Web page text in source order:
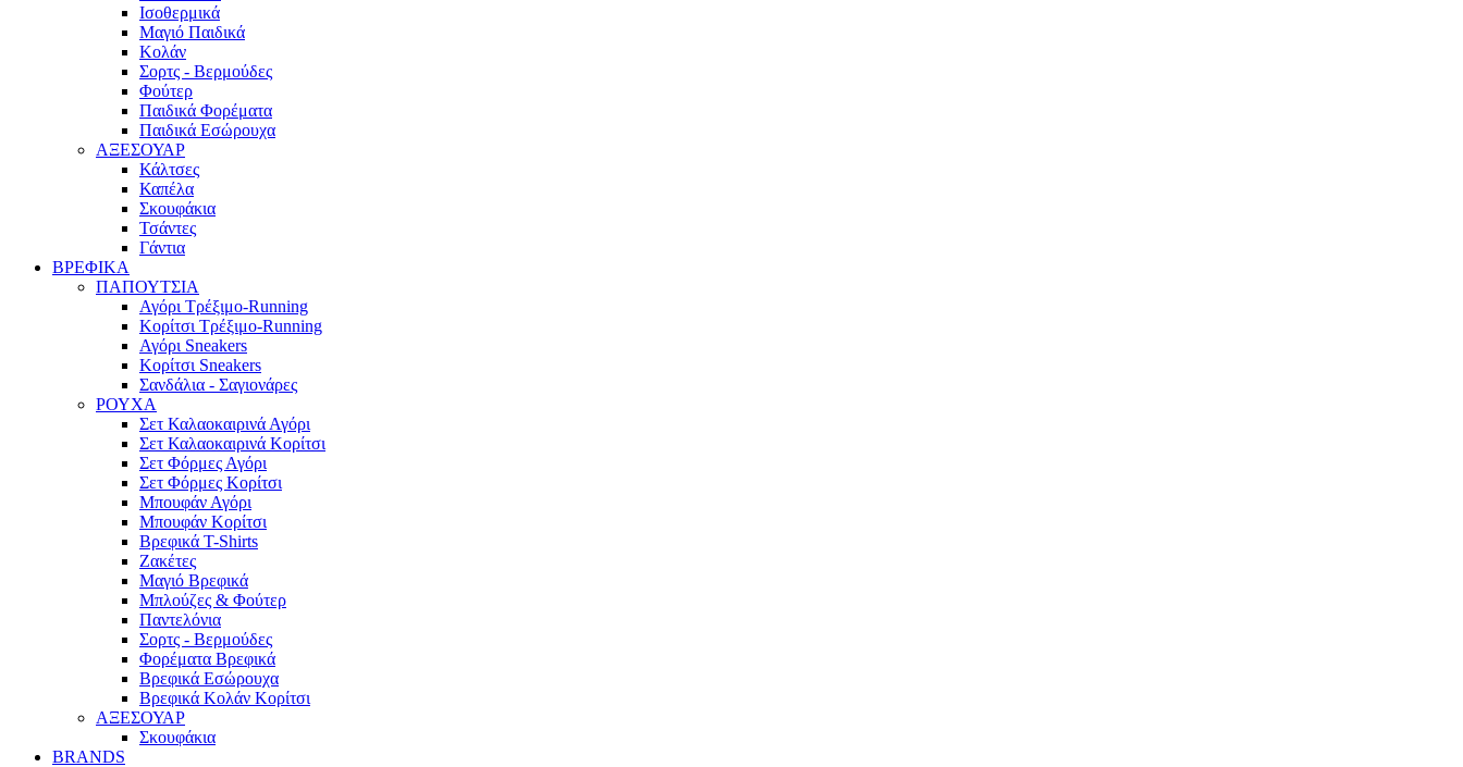
Ισοθερμικά
Μαγιό Παιδικά
Κολάν
Σορτς - Βερμούδες
Φούτερ
Παιδικά Φορέματα
Παιδικά Εσώρουχα
ΑΞΕΣΟΥΑΡ
Κάλτσες
Καπέλα
Σκουφάκια
Τσάντες
Γάντια
ΒΡΕΦΙΚΑ
ΠΑΠΟΥΤΣΙΑ
Αγόρι Τρέξιμο-Running
Κορίτσι Τρέξιμο-Running
Αγόρι Sneakers
Κορίτσι Sneakers
Σανδάλια - Σαγιονάρες
ΡΟΥΧΑ
Σετ Καλαοκαιρινά Αγόρι
Σετ Καλαοκαιρινά Κορίτσι
Σετ Φόρμες Αγόρι
Σετ Φόρμες Κορίτσι
Mπουφάν Αγόρι
Mπουφάν Κορίτσι
Βρεφικά T-Shirts
Ζακέτες
Μαγιό Βρεφικά
Mπλούζες & Φούτερ
Παντελόνια
Σορτς - Βερμούδες
Φορέματα Βρεφικά
Βρεφικά Εσώρουχα
Βρεφικά Κολάν Κορίτσι
ΑΞΕΣΟΥΑΡ
Σκουφάκια
BRANDS